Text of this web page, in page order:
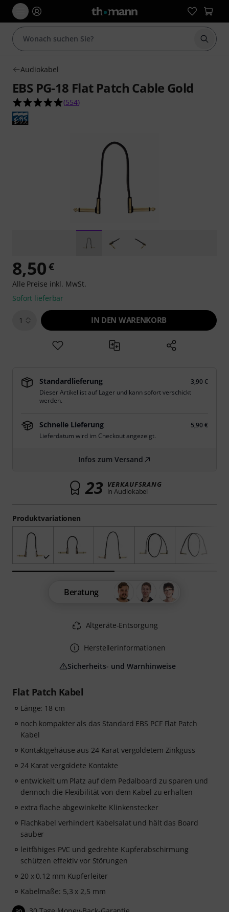
Suche
Audiokabel
EBS PG-18 Flat Patch Cable Gold
4.9 von 5 Sternen aus 554 Kundenbewertungen
(554)
Flat Patch Kabel
Länge: 18 cm
noch kompakter als das Standard EBS PCF Flat Patch
Kabel
Kontaktgehäuse aus 24 Karat vergoldetem Zinkguss
24 Karat vergoldete Kontakte
entwickelt um Platz auf dem Pedalboard zu sparen und
dennoch die Flexibilität von dem Kabel zu erhalten
extra flache abgewinkelte Klinkenstecker
Flachkabel verhindert Kabelsalat und hält das Board
sauber
leitfähiges PVC und gedrehte Kupferabschirmung
schützen effektiv vor Störungen
20 x 0,12 mm Kupferleiter
Kabelmaße: 5,3 x 2,5 mm
Produktvariationen
8,50€
Alle Preise inkl. MwSt.
Sofort lieferbar
1 IN DEN WARENKORB
Standardlieferung
3,90 €
Dieser Artikel ist auf Lager und kann sofort verschickt
werden.
Schnelle Lieferung
5,90 €
Lieferdatum wird im Checkout angezeigt.
Infos zum Versand
23 VERKAUFSRANG
in Audiokabel
Beratung
Altgeräte-Entsorgung
Herstellerinformationen
Sicherheits- und Warnhinweise